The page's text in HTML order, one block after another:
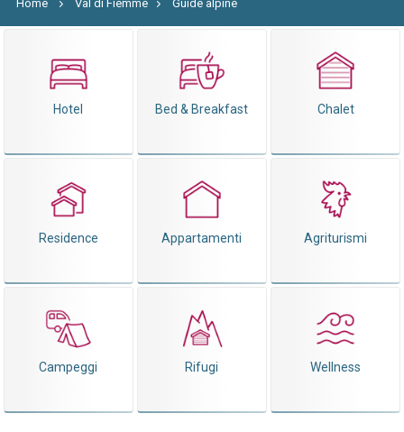
Home Val di Fiemme Guide alpine
Hotel Bed & Breakfast Chalet
Residence Appartamenti Agriturismi
Campeggi Rifugi Wellness